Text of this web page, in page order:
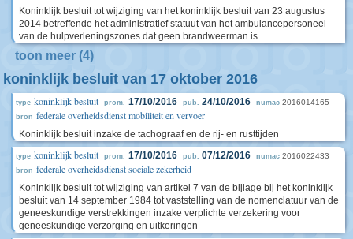
Koninklijk besluit tot wijziging van het koninklijk besluit van 23 augustus
2014 betreffende het administratief statuut van het ambulancepersoneel
van de hulpverleningszones dat geen brandweerman is
toon meer (4)
koninklijk besluit van 17 oktober 2016
type koninklijk besluit prom. 17/10/2016 pub. 24/10/2016 numac 2016014165
bron federale overheidsdienst mobiliteit en vervoer
Koninklijk besluit inzake de tachograaf en de rij- en rusttijden
type koninklijk besluit prom. 17/10/2016 pub. 07/12/2016 numac 2016022433
bron federale overheidsdienst sociale zekerheid
Koninklijk besluit tot wijziging van artikel 7 van de bijlage bij het koninklijk
besluit van 14 september 1984 tot vaststelling van de nomenclatuur van de
geneeskundige verstrekkingen inzake verplichte verzekering voor
geneeskundige verzorging en uitkeringen